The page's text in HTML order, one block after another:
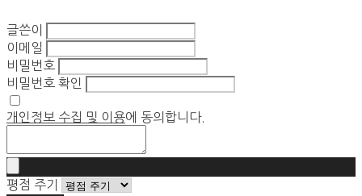
글쓴이
이메일
비밀번호
비밀번호 확인
개인정보 수집 및 이용에 동의합니다.
평점 주기